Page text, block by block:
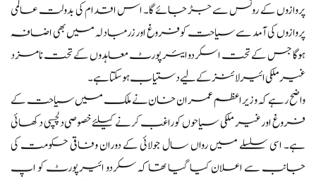
پروازوں کے روٹس سے جڑ جائے گا۔ اس اقدام کی بدولت عالمی
پروازوں کی آمد سے سیاحت کو فروغ اور زرمبادلہ میں بھی اضافہ
ہوگا جس کے تحت اسکردو ایئرپورٹ معاہدوں کے تحت نامزد
غیر ملکی ائیرلائنز کے لیے دستیاب ہوسکتا ہے۔
واضح رہے کہ وزیراعظم عمران خان نے ملک میں سیاحت کے
فروغ اور غیر ملکی سیاحوں کو راغب کرنے کیلئے خصوصی دلچسپی دکھائی
ہے۔ اسی سلسلے میں رواں سال جولائی کے دوران وفاقی حکومت کی
جانب سے اعلان کیا گیا تھا کہ سکردو ائیرپورٹ کو اپ